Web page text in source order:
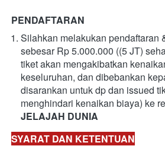
PENDAFTARAN
Silahkan melakukan pendaftaran
sebesar Rp 5.000.000 ((5 JT)
tiket akan mengakibatkan
keseluruhan, dan dibebankan
disarankan untuk dp dan issued
menghindari kenaikan biaya) ke
JELAJAH DUNIA
SYARAT DAN KETENTUAN